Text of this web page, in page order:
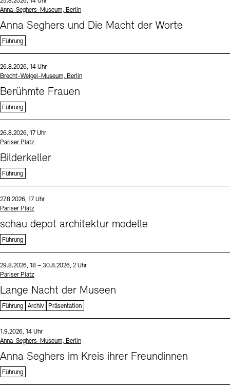
Standort
Anna-Seghers-Museum, Berlin
Anna Seghers und Die Macht der Worte
Führung
Datum und Uhrzeit:
26.8.2026, 14 Uhr
Standort
Brecht-Weigel-Museum, Berlin
Berühmte Frauen
Führung
Datum und Uhrzeit:
26.8.2026, 17 Uhr
Standort
Pariser Platz
Bilderkeller
Führung
Datum und Uhrzeit:
27.8.2026, 17 Uhr
Standort
Pariser Platz
schau depot architektur modelle
Führung
Datum und Uhrzeit:
29.8.2026, 18 – 30.8.2026, 2 Uhr
Standort
Pariser Platz
Lange Nacht der Museen
Führung Archiv Präsentation
Datum und Uhrzeit:
1.9.2026, 14 Uhr
Standort
Anna-Seghers-Museum, Berlin
Anna Seghers im Kreis ihrer Freundinnen
Führung